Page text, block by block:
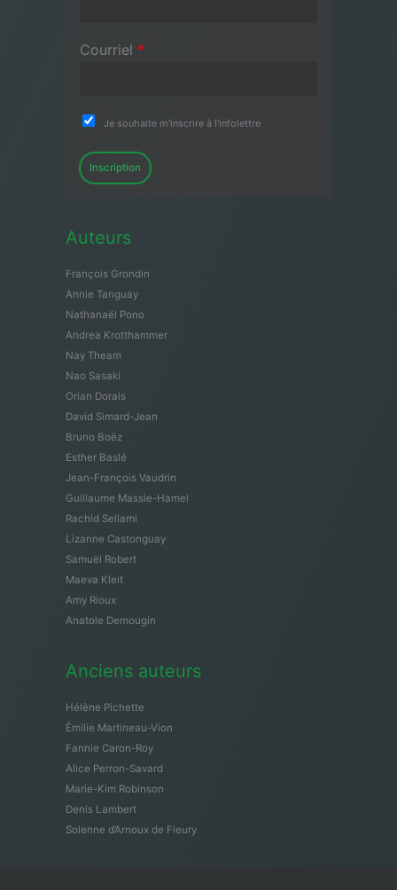
Courriel *
Je souhaite m'inscrire à l'infolettre
Inscription
Auteurs
François Grondin
Annie Tanguay
Nathanaël Pono
Andrea Krotthammer
Nay Theam
Nao Sasaki
Orian Dorais
David Simard-Jean
Bruno Boëz
Esther Baslé
Jean-François Vaudrin
Guillaume Massie-Hamel
Rachid Sellami
Lizanne Castonguay
Samuël Robert
Maeva Kleit
Amy Rioux
Anatole Demougin
Anciens auteurs
Hélène Pichette
Émilie Martineau-Vion
Fannie Caron-Roy
Alice Perron-Savard
Marie-Kim Robinson
Denis Lambert
Solenne d’Arnoux de Fleury